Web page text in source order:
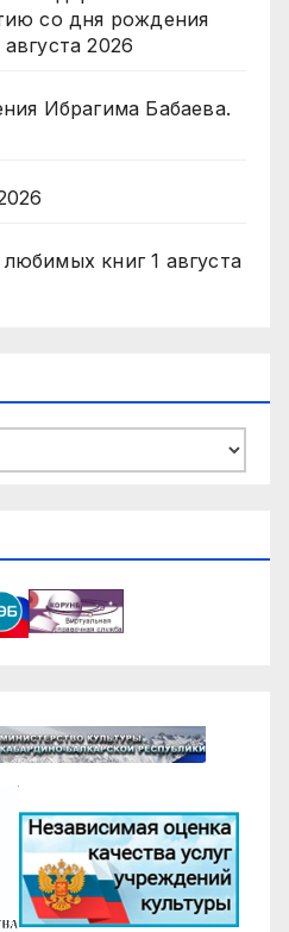
со дня рождения
августа 2026
Ибрагима Бабаева.
книг 1 августа